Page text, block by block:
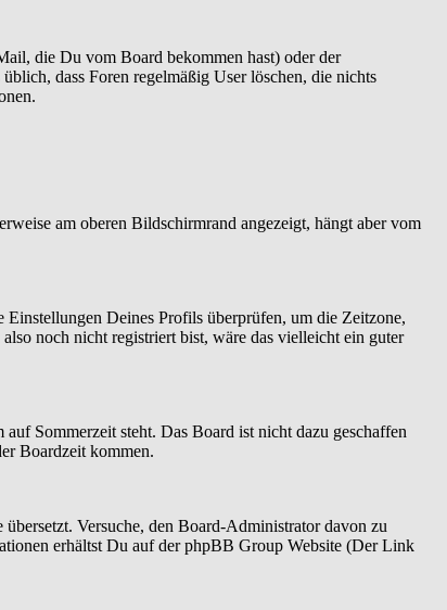
die Du vom Board bekommen hast) oder der
dass Foren regelmäßig User löschen, die nichts
am oberen Bildschirmrand angezeigt, hängt aber vom
Deines Profils überprüfen, um die Zeitzone,
noch nicht registriert bist, wäre das vielleicht ein guter
Sommerzeit steht. Das Board ist nicht dazu geschaffen
Boardzeit kommen.
Versuche, den Board-Administrator davon zu
erhältst Du auf der phpBB Group Website (Der Link